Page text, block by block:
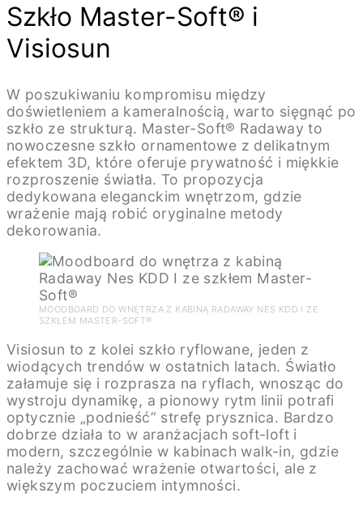
Szkło Master-Soft® i
Visiosun
W poszukiwaniu kompromisu między
doświetleniem a kameralnością, warto sięgnąć po
szkło ze strukturą. Master-Soft® Radaway to
nowoczesne szkło ornamentowe z delikatnym
efektem 3D, które oferuje prywatność i miękkie
rozproszenie światła. To propozycja
dedykowana eleganckim wnętrzom, gdzie
wrażenie mają robić oryginalne metody
dekorowania.
MOODBOARD DO WNĘTRZA Z KABINĄ RADAWAY NES KDD I ZE
SZKŁEM MASTER-SOFT®
Visiosun to z kolei szkło ryflowane, jeden z
wiodących trendów w ostatnich latach. Światło
załamuje się i rozprasza na ryflach, wnosząc do
wystroju dynamikę, a pionowy rytm linii potrafi
optycznie „podnieść” strefę prysznica. Bardzo
dobrze działa to w aranżacjach soft-loft i
modern, szczególnie w kabinach walk-in, gdzie
należy zachować wrażenie otwartości, ale z
większym poczuciem intymności.